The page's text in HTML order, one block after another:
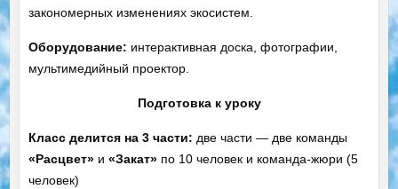
закономерных изменениях экосистем.
Оборудование: интерактивная доска, фотографии,
мультимедийный проектор.
Подготовка к уроку
Класс делится на 3 части: две части — две команды
«Расцвет»и «Закат»по 10 человек и команда-жюри (5
человек)